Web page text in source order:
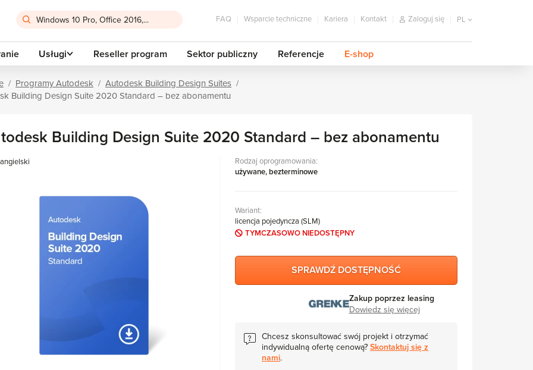
FAQ Wsparcie techniczne Kariera Kontakt Zaloguj się PL
Usługi Reseller program Sektor publiczny Referencje E-shop
Programy Autodesk
Autodesk Building Design Suites
Building Design Suite 2020 Standard – bez abonamentu
Building Design Suite 2020 Standard – bez abonamentu
angielski
Rodzaj oprogramowania:
używane, bezterminowe
Wariant:
licencja pojedyncza (SLM)
TYMCZASOWO NIEDOSTĘPNY
SPRAWDŹ DOSTĘPNOŚĆ
Zakup poprzez leasing
Dowiedz się więcej
Chcesz skonsultować swój projekt i otrzymać
indywidualną ofertę cenową?Skontaktuj się z
nami.